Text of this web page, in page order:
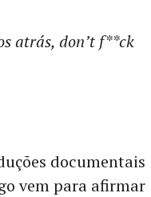
atrás, don’t f**ck
documentais
vem para afirmar